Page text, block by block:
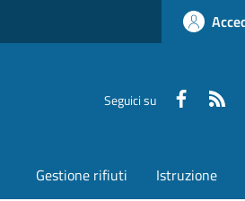
Seguici su
Gestione rifiuti Istruzione